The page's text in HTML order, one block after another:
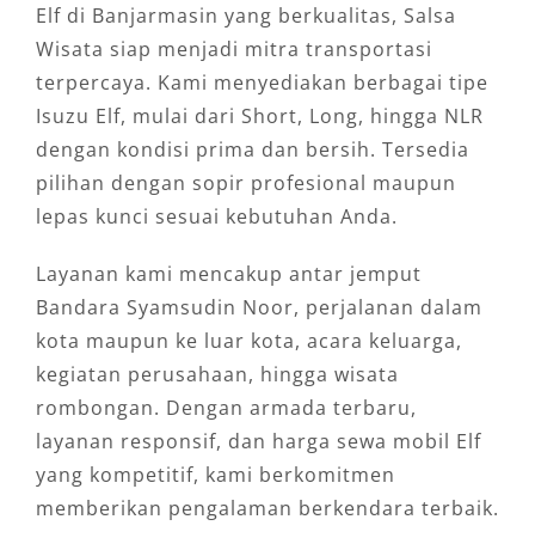
Elf di Banjarmasin yang berkualitas, Salsa
Wisata siap menjadi mitra transportasi
terpercaya. Kami menyediakan berbagai tipe
Isuzu Elf, mulai dari Short, Long, hingga NLR
dengan kondisi prima dan bersih. Tersedia
pilihan dengan sopir profesional maupun
lepas kunci sesuai kebutuhan Anda.
Layanan kami mencakup antar jemput
Bandara Syamsudin Noor, perjalanan dalam
kota maupun ke luar kota, acara keluarga,
kegiatan perusahaan, hingga wisata
rombongan. Dengan armada terbaru,
layanan responsif, dan harga sewa mobil Elf
yang kompetitif, kami berkomitmen
memberikan pengalaman berkendara terbaik.